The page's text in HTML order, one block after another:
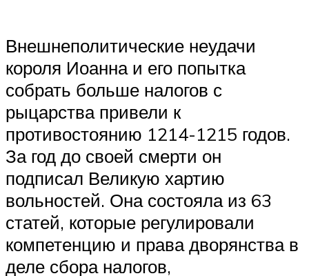
Внешнеполитические неудачи
короля Иоанна и его попытка
собрать больше налогов с
рыцарства привели к
противостоянию 1214-1215 годов.
За год до своей смерти он
подписал Великую хартию
вольностей. Она состояла из 63
статей, которые регулировали
компетенцию и права дворянства в
деле сбора налогов,